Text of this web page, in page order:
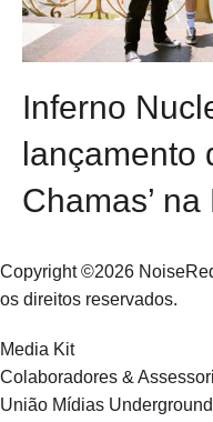
Inferno
lançamento
Chamas’
Copyright ©2026
os direitos reservados.
Media Kit
Colaboradores &
União Mídias Underground